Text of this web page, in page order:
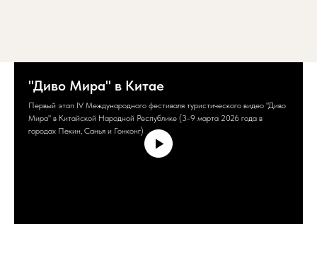
"Диво Мира" в Китае
Первый этап IV Международного фестиваля туристического видео "Диво
Мира" в Китайской Народной Республике (3-9 марта 2026 года в
городах Пекин, Санья и Гонконг)